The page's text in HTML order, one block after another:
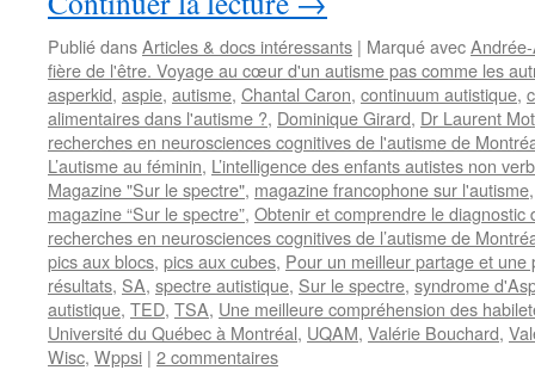
Publié dansArticles & docs intéressants | Marqué avec
fière de l'être. Voyage au cœur d'un autisme pas comme les
asperkid, aspie, autisme, Chantal Caron, continuum autistique,
alimentaires dans l'autisme ?, Dominique Girard, Dr Laurent
recherches en neurosciences cognitives de l'autisme de
L’autisme au féminin, L’intelligence des enfants autistes non
Magazine "Sur le spectre", magazine francophone sur l'autisme
magazine “Sur le spectre”, Obtenir et comprendre le diagnostic
recherches en neurosciences cognitives de l’autisme de
pics aux blocs, pics aux cubes, Pour un meilleur partage et
résultats, SA, spectre autistique, Sur le spectre, syndrome
autistique, TED, TSA, Une meilleure compréhension des
Université du Québec à Montréal, UQAM, Valérie Bouchard,
Wisc, Wppsi | 2 commentaires